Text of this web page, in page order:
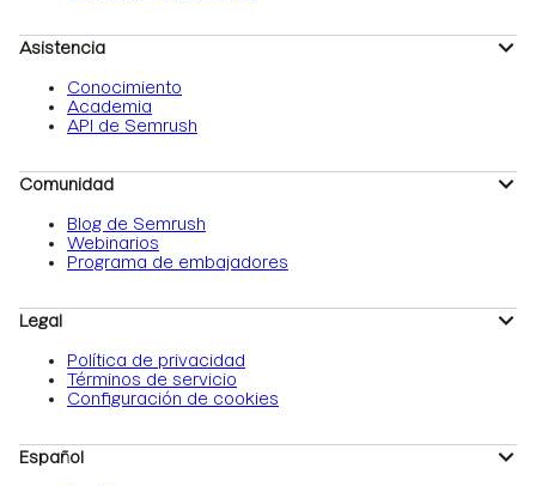
Asistencia
Conocimiento
Academia
API de Semrush
Comunidad
Blog de Semrush
Webinarios
Programa de embajadores
Legal
Política de privacidad
Términos de servicio
Configuración de cookies
Español